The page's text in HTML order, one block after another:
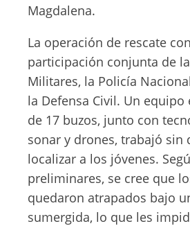
Magdalena.
La operación de rescate
participación conjunta de
Militares, la Policía
la Defensa Civil. Un equipo
de 17 buzos, junto con
sonar y drones, trabajó sin
localizar a los jóvenes.
preliminares, se cree que
quedaron atrapados bajo
sumergida, lo que les